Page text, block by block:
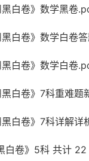
白卷》数学黑卷
白卷》数学白卷
白卷》数学白卷
白卷》7科重难
白卷》7科详解
白卷》5科 共计 22